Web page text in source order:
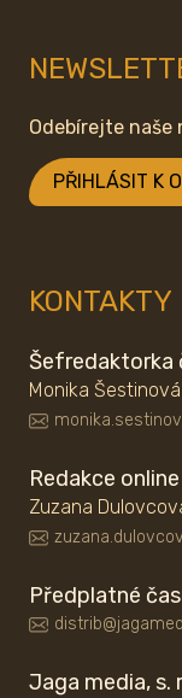
Odebírejte
PŘIHLÁSIT K
KONTAKTY
Šefredaktorka
Monika Šestinová
Redakce
Zuzana
Předplatné
Jaga media, s.